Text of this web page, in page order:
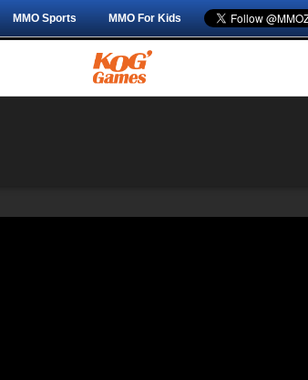
MMO Sports MMO For Kids